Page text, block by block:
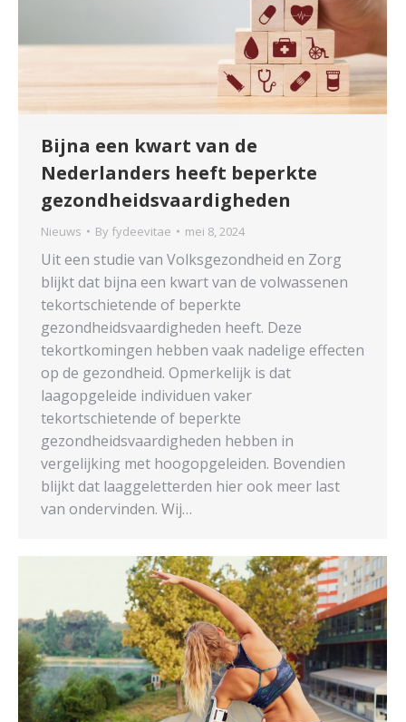
Bijna een kwart van de
Nederlanders heeft beperkte
gezondheidsvaardigheden
Nieuws By fydeevitae mei 8, 2024
Uit een studie van Volksgezondheid en Zorg
blijkt dat bijna een kwart van de volwassenen
tekortschietende of beperkte
gezondheidsvaardigheden heeft. Deze
tekortkomingen hebben vaak nadelige effecten
op de gezondheid. Opmerkelijk is dat
laagopgeleide individuen vaker
tekortschietende of beperkte
gezondheidsvaardigheden hebben in
vergelijking met hoogopgeleiden. Bovendien
blijkt dat laaggeletterden hier ook meer last
van ondervinden. Wij…